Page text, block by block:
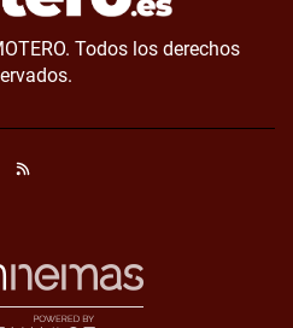
Todos los derechos